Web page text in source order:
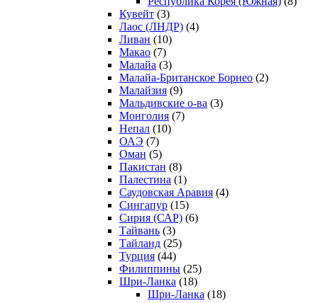
Кувейт (3)
Лаос (ЛНДР) (4)
Ливан (10)
Макао (7)
Малайа (3)
Малайа-Британское Борнео (2)
Малайзия (9)
Мальдивские о-ва (3)
Монголия (7)
Непал (10)
ОАЭ (7)
Оман (5)
Пакистан (8)
Палестина (1)
Саудовская Аравия (4)
Сингапур (15)
Сирия (САР) (6)
Тайвань (3)
Тайланд (25)
Турция (44)
Филиппины (25)
Шри-Ланка (18)
Шри-Ланка (18)